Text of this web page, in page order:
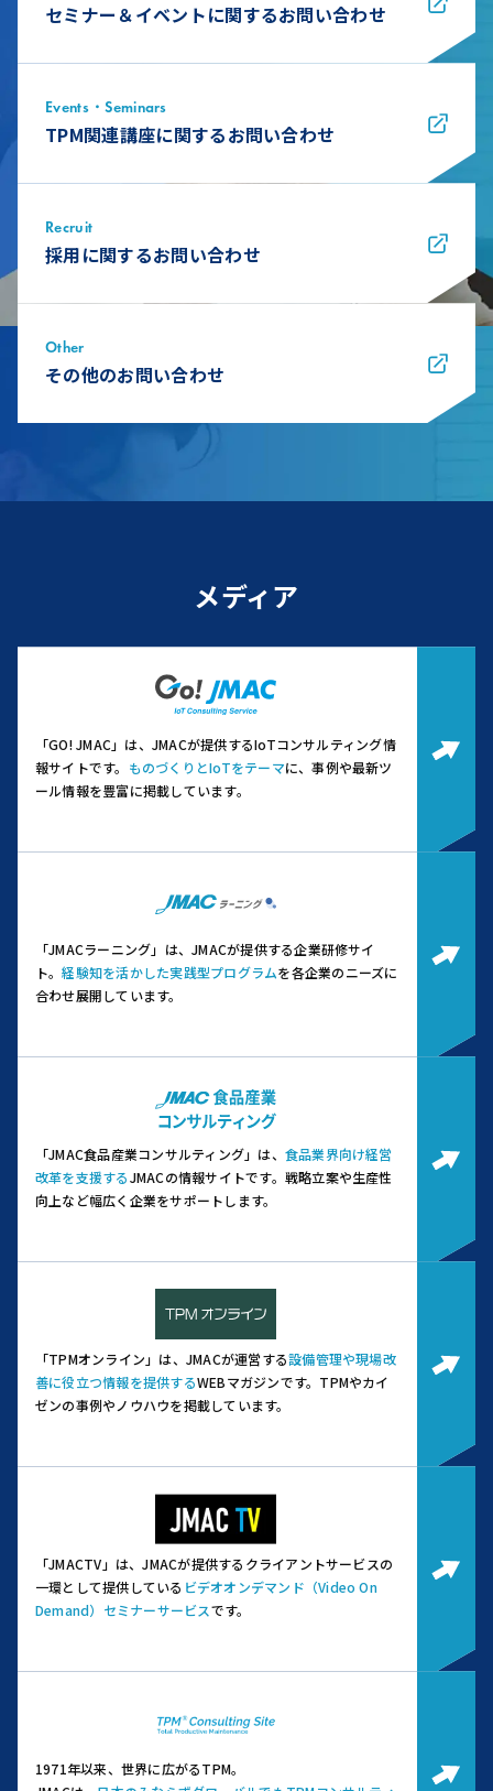
セミナー＆イベントに関するお問い合わせ
Events・Seminars
TPM関連講座に関するお問い合わせ
Recruit
採用に関するお問い合わせ
Other
その他のお問い合わせ
メディア
「GO! JMAC」は、JMACが提供するIoTコンサルティング情
報サイトです。 ものづくりとIoTをテーマに、事例や最新ツ
ール情報を豊富に掲載しています。
「JMACラーニング」は、JMACが提供する企業研修サイ
ト。経験知を活かした実践型プログラムを各企業のニーズに
合わせ展開しています。
「JMAC食品産業コンサルティング」は、 食品業界向け経営
改革を支援するJMACの情報サイトです。 戦略立案や生産性
向上など幅広く企業をサポートします。
「TPMオンライン」は、JMACが運営する設備管理や現場改
善に役立つ情報を提供するWEBマガジンです。 TPMやカイ
ゼンの事例やノウハウを掲載しています。
「JMACTV」は、JMACが提供するクライアントサービスの
一環として提供している ビデオオンデマンド（Video On
Demand）セミナーサービスです。
1971年以来、世界に広がるTPM。